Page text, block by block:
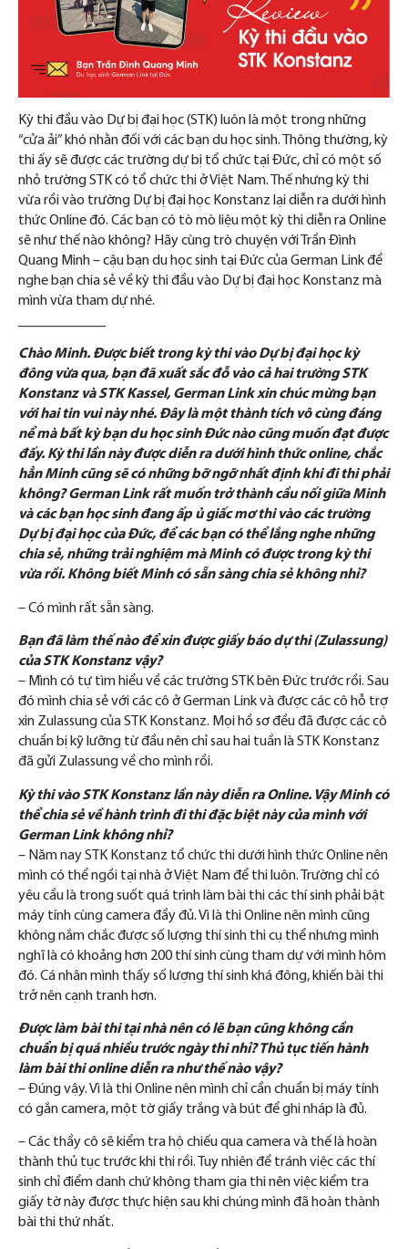
Kỳ thi đầu vào Dự bị đại học (STK) luôn là một trong những
“cửa ải” khó nhằn đối với các bạn du học sinh. Thông thường, kỳ
thi ấy sẽ được các trường dự bị tổ chức tại Đức, chỉ có một số
nhỏ trường STK có tổ chức thi ở Việt Nam. Thế nhưng kỳ thi
vừa rồi vào trường Dự bị đại học Konstanz lại diễn ra dưới hình
thức Online đó. Các bạn có tò mò liệu một kỳ thi diễn ra Online
sẽ như thế nào không? Hãy cùng trò chuyện với Trần Đình
Quang Minh – cậu bạn du học sinh tại Đức của German Link để
nghe bạn chia sẻ về kỳ thi đầu vào Dự bị đại học Konstanz mà
mình vừa tham dự nhé.
Chào Minh. Được biết trong kỳ thi vào Dự bị đại học kỳ
đông vừa qua, bạn đã xuất sắc đỗ vào cả hai trường STK
Konstanz và STK Kassel, German Link xin chúc mừng bạn
với hai tin vui này nhé. Đây là một thành tích vô cùng đáng
nể mà bất kỳ bạn du học sinh Đức nào cũng muốn đạt được
đấy. Kỳ thi lần này được diễn ra dưới hình thức online, chắc
hẳn Minh cũng sẽ có những bỡ ngỡ nhất định khi đi thi phải
không? German Link rất muốn trở thành cầu nối giữa Minh
và các bạn học sinh đang ấp ủ giấc mơ thi vào các trường
Dự bị đại học của Đức, để các bạn có thể lắng nghe những
chia sẻ, những trải nghiệm mà Minh có được trong kỳ thi
vừa rồi. Không biết Minh có sẵn sàng chia sẻ không nhỉ?
– Có mình rất sẵn sàng.
Bạn đã làm thế nào để xin được giấy báo dự thi (Zulassung)
của STK Konstanz vậy?
– Mình có tự tìm hiểu về các trường STK bên Đức trước rồi. Sau
đó mình chia sẻ với các cô ở German Link và được các cô hỗ trợ
xin Zulassung của STK Konstanz. Mọi hồ sơ đều đã được các cô
chuẩn bị kỹ lưỡng từ đầu nên chỉ sau hai tuần là STK Konstanz
đã gửi Zulassung về cho mình rồi.
Kỳ thi vào STK Konstanz lần này diễn ra Online. Vậy Minh có
thể chia sẻ về hành trình đi thi đặc biệt này của mình với
German Link không nhỉ?
– Năm nay STK Konstanz tổ chức thi dưới hình thức Online nên
mình có thể ngồi tại nhà ở Việt Nam để thi luôn. Trường chỉ có
yêu cầu là trong suốt quá trình làm bài thi các thí sinh phải bật
máy tính cùng camera đầy đủ. Vì là thi Online nên mình cũng
không nắm chắc được số lượng thí sinh thi cụ thể nhưng mình
nghĩ là có khoảng hơn 200 thí sinh cùng tham dự với mình hôm
đó. Cá nhân mình thấy số lượng thí sinh khá đông, khiến bài thi
trở nên cạnh tranh hơn.
Được làm bài thi tại nhà nên có lẽ bạn cũng không cần
chuẩn bị quá nhiều trước ngày thi nhỉ? Thủ tục tiến hành
làm bài thi online diễn ra như thế nào vậy?
– Đúng vậy. Vì là thi Online nên mình chỉ cần chuẩn bị máy tính
có gắn camera, một tờ giấy trắng và bút để ghi nháp là đủ.
– Các thầy cô sẽ kiểm tra hộ chiếu qua camera và thế là hoàn
thành thủ tục trước khi thi rồi. Tuy nhiên để tránh việc các thí
sinh chỉ điểm danh chứ không tham gia thi nên việc kiểm tra
giấy tờ này được thực hiện sau khi chúng mình đã hoàn thành
bài thi thứ nhất.